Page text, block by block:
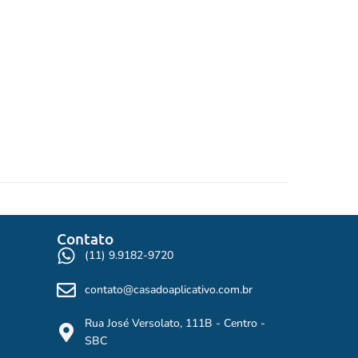
Contato
(11) 9.9182-9720
contato@casadoaplicativo.com.br
Rua José Versolato, 111B - Centro -
SBC